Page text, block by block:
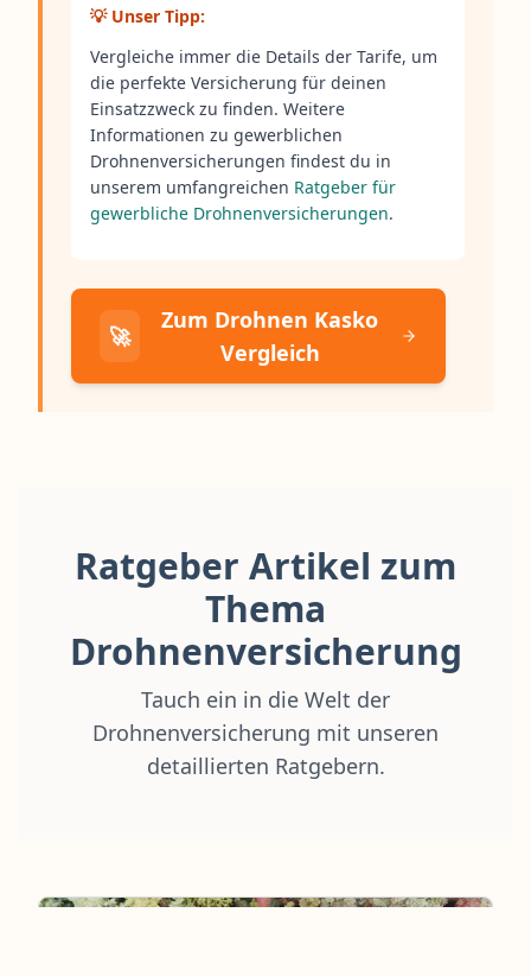
💡 Unser Tipp:
Vergleiche immer die Details der Tarife, um
die perfekte Versicherung für deinen
Einsatzzweck zu finden. Weitere
Informationen zu gewerblichen
Drohnenversicherungen findest du in
unserem umfangreichen Ratgeber für
gewerbliche Drohnenversicherungen.
🚀
Zum Drohnen Kasko
Vergleich
Ratgeber Artikel zum
Thema
Drohnenversicherung
Tauch ein in die Welt der
Drohnenversicherung mit unseren
detaillierten Ratgebern.